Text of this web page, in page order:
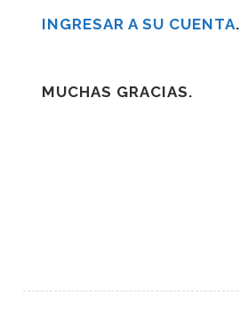
INGRESAR A SU CUENTA.
MUCHAS GRACIAS.